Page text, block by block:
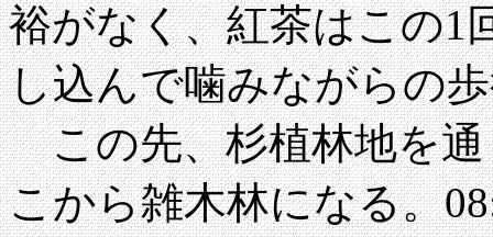
裕がなく、紅茶はこの1
し込んで噛みながらの
この先、杉植林地を通
こから雑木林になる。